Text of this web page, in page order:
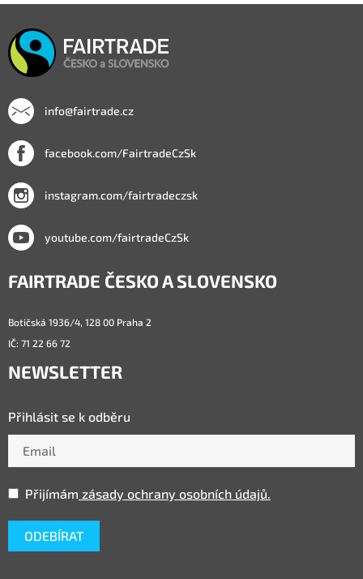
info@fairtrade.cz
facebook.com/FairtradeCzSk
instagram.com/fairtradeczsk
youtube.com/fairtradeCzSk
FAIRTRADE ČESKO A SLOVENSKO
Botičská 1936/4, 128 00 Praha 2
IČ: 71 22 66 72
NEWSLETTER
Přihlásit se k odběru
Přijímám zásady ochrany osobních údajů.